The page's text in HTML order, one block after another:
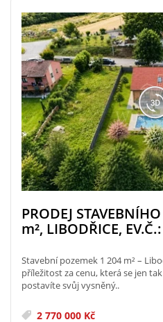
PRODEJ
m², LIBODŘICE,
Stavební pozemek 1 204 m² –
příležitost za cenu, která se jen
postavíte svůj vysněný..
2 770 000 Kč